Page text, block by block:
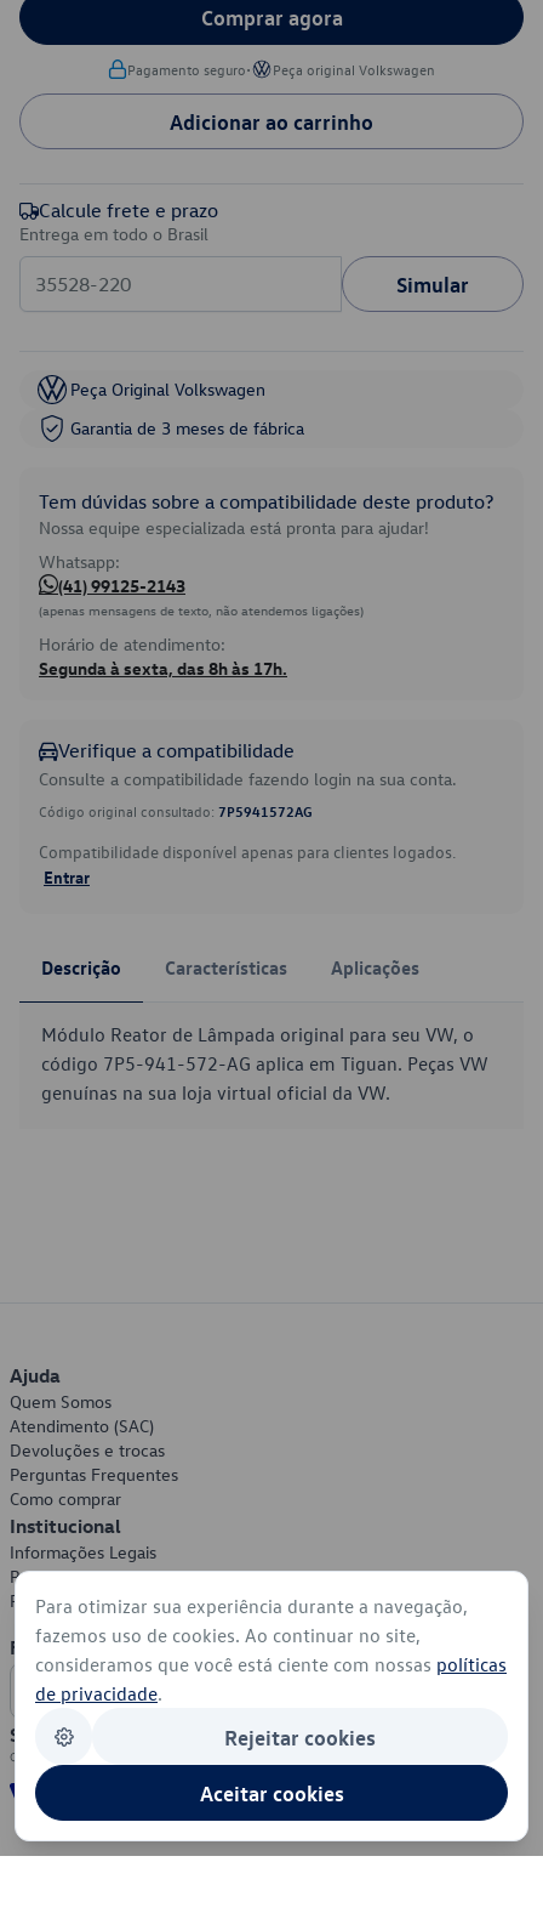
Comprar agora
Pagamento seguro• Peça original Volkswagen
Adicionar ao carrinho
Calcule frete e prazo
Entrega em todo o Brasil
Simular
Peça Original Volkswagen
Garantia de 3 meses de fábrica
Tem dúvidas sobre a compatibilidade deste produto?
Nossa equipe especializada está pronta para ajudar!
Whatsapp:
(41) 99125-2143
(apenas mensagens de texto, não atendemos ligações)
Horário de atendimento:
Segunda à sexta, das 8h às 17h.
Verifique a compatibilidade
Consulte a compatibilidade fazendo login na sua conta.
Código original consultado: 7P5941572AG
Compatibilidade disponível apenas para clientes logados.
Entrar
Descrição Características Aplicações
Módulo Reator de Lâmpada original para seu VW, o
código 7P5-941-572-AG aplica em Tiguan. Peças VW
genuínas na sua loja virtual oficial da VW.
Ajuda
Quem Somos
Atendimento (SAC)
Devoluções e trocas
Perguntas Frequentes
Como comprar
Institucional
Informações Legais
Política de Privacidade
Política de Cookies
Formas de Pagamento
Segurança
Para otimizar sua experiência durante a navegação,
fazemos uso de cookies. Ao continuar no site,
consideramos que você está ciente com nossas políticas
de privacidade.
Rejeitar cookies
Aceitar cookies